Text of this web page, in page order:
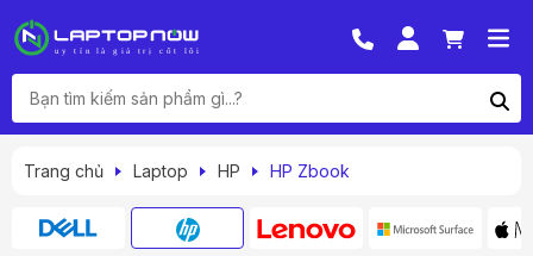
Trang chủ Laptop HP HP Zbook